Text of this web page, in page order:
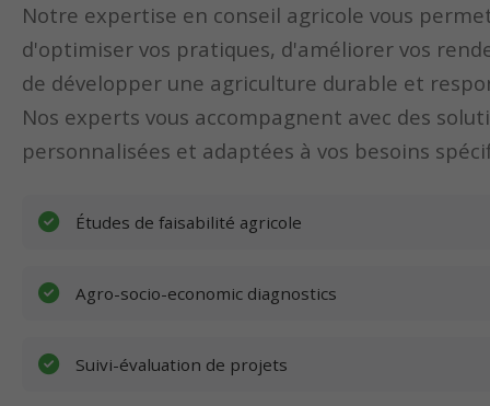
Notre expertise en conseil agricole vous
d'optimiser vos pratiques, d'améliorer vos
de développer une agriculture durable et
Nos experts vous accompagnent avec des
personnalisées et adaptées à vos besoins
Études de faisabilité agricole
Agro-socio-economic diagnostics
Suivi-évaluation de projets